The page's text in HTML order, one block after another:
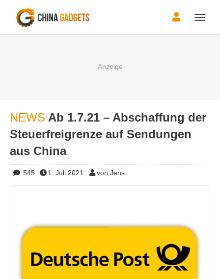
Toggle
NEWS Ab 1.7.21 – Abschaffung der
Steuerfreigrenze auf Sendungen
aus China
545 1. Juli 2021 von Jens